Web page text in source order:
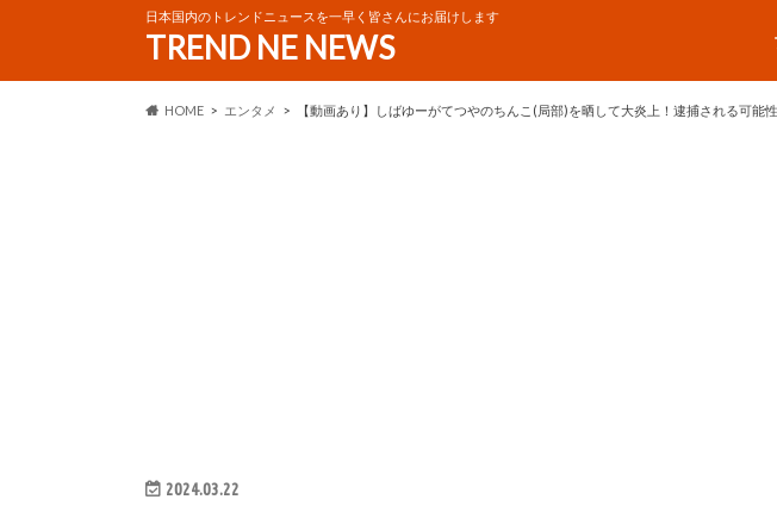
日本国内のトレンドニュースを一早く皆さんにお届けします
TREND NE NEWS
HOME エンタメ 【動画あり】しばゆーがてつやのちんこ(局部)を晒して大炎上！逮捕される可能性
2024.03.22